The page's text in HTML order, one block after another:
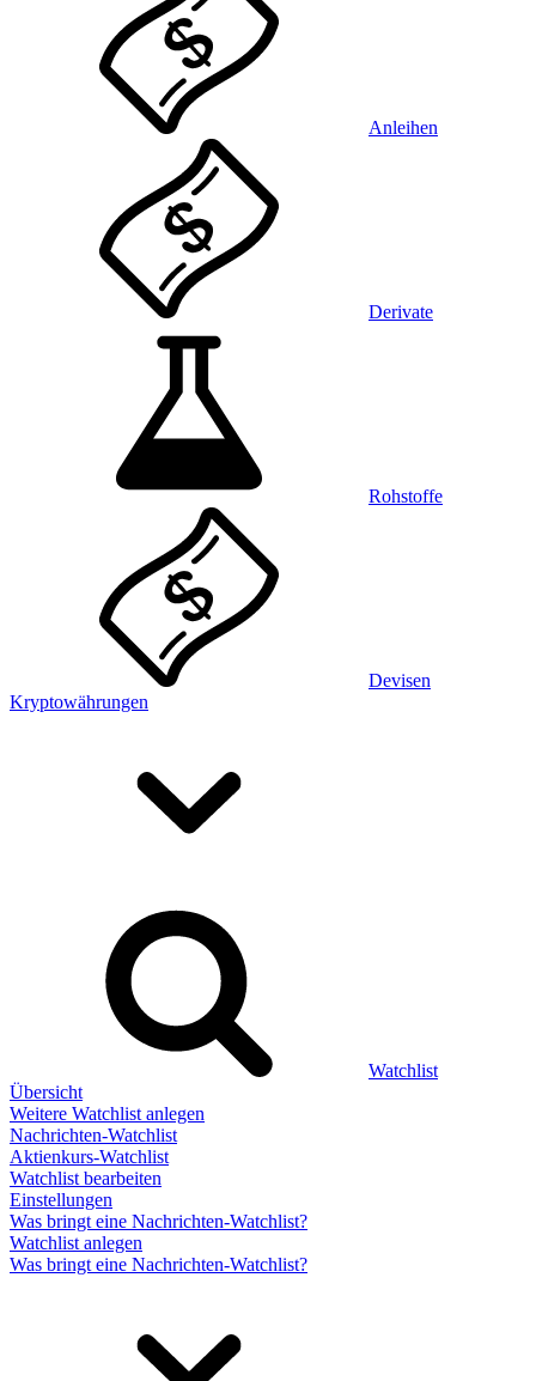
Anleihen
Derivate
Rohstoffe
Devisen
Kryptowährungen
Watchlist
Übersicht
Weitere Watchlist anlegen
Nachrichten-Watchlist
Aktienkurs-Watchlist
Watchlist bearbeiten
Einstellungen
Was bringt eine Nachrichten-Watchlist?
Watchlist anlegen
Was bringt eine Nachrichten-Watchlist?